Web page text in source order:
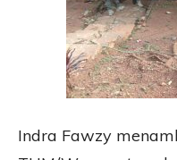
Indra Fawzy